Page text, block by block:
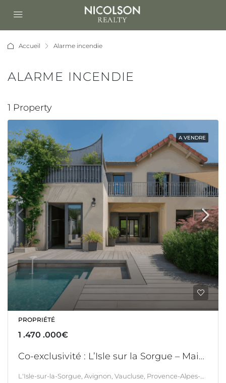
Accueil Alarme incendie
ALARME INCENDIE
1 Property
A VENDRE
PROPRIÉTÉ
1 .470 .000€
Co-exclusivité : L’Isle sur la Sorgue – Maison au coeur du village avec stationnement pour 2 véhicules et piscine – Maison refaite à neuf